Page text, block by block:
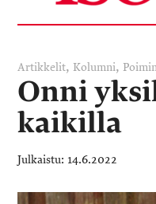
Artikkelit, Kolumni,
Onni
kaikilla
14.6.2022